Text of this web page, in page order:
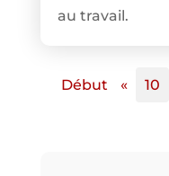
au travail.
Début « 10